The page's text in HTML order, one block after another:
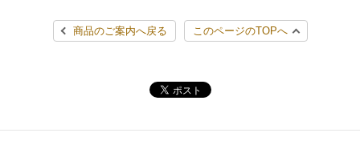
商品のご案内へ戻る このページのTOPへ